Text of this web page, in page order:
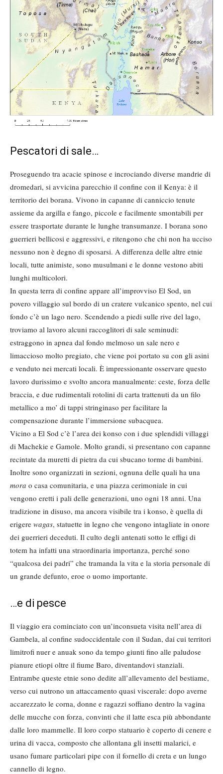
Pescatori di sale…
Proseguendo tra acacie spinose e incrociando diverse mandrie di
dromedari, si avvicina parecchio il confine con il Kenya: è il
territorio dei borana. Vivono in capanne di canniccio tenute
assieme da argilla e fango, piccole e facilmente smontabili per
essere trasportate durante le lunghe transumanze. I borana sono
guerrieri bellicosi e aggressivi, e ritengono che chi non ha ucciso
nessuno non è degno di sposarsi. A differenza delle altre etnie
locali, tutte animiste, sono musulmani e le donne vestono abiti
lunghi multicolori.
In questa terra di confine appare all’improvviso El Sod, un
povero villaggio sul bordo di un cratere vulcanico spento, nel cui
fondo c’è un lago nero. Scendendo a piedi sulle rive del lago,
troviamo al lavoro alcuni raccoglitori di sale seminudi:
estraggono in apnea dal fondo melmoso un sale nero e
limaccioso molto pregiato, che viene poi portato su con gli asini
e venduto nei mercati locali. È impressionante osservare questo
lavoro durissimo e svolto ancora manualmente: ceste, forza delle
braccia, e due rudimentali rotolini di carta trattenuti da un filo
metallico a mo’ di tappi stringinaso per facilitare la
compensazione durante l’immersione subacquea.
Vicino a El Sod c’è l’area dei konso con i due splendidi villaggi
di Machekie e Gamole. Molto grandi, si presentano con capanne
recintate da muretti di pietra da cui sbucano torme di bambini.
Inoltre sono organizzati in sezioni, ognuna delle quali ha una
mora o casa comunitaria, e una piazza cerimoniale in cui
vengono eretti i pali delle generazioni, uno ogni 18 anni. Una
tradizione in disuso, ma ancora visibile tra i konso, è quella di
erigere wagas, statuette in legno che vengono intagliate in onore
dei guerrieri deceduti. Il culto degli antenati sotto le effigi di
totem ha infatti una straordinaria importanza, perché sono
“qualcosa dei padri” che tramanda la vita e la storia personale di
un grande defunto, eroe o uomo importante.
…e di pesce
Il viaggio era cominciato con un’inconsueta visita nell’area di
Gambela, al confine sudoccidentale con il Sudan, dai cui territori
limitrofi nuer e anuak sono da tempo giunti fino alle paludose
pianure etiopi oltre il fiume Baro, diventandovi stanziali.
Entrambe queste etnie sono dedite all’allevamento del bestiame,
verso cui nutrono un attaccamento quasi viscerale: dopo averne
accarezzato le corna, donne e ragazzi soffiano dentro la vagina
delle mucche con forza, convinti che il latte esca più abbondante
dalle loro mammelle. Il loro corpo statuario è coperto di cenere e
urina di vacca, composto che allontana gli insetti malarici, e
usano fumare particolari pipe con il fornello di creta e un lungo
cannello di legno.